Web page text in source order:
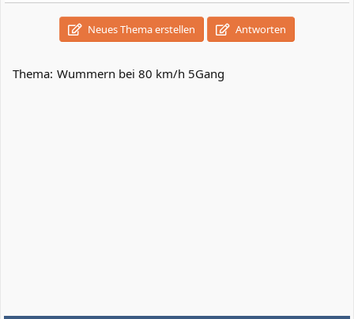
Neues Thema erstellen Antworten
Thema: Wummern bei 80 km/h 5Gang